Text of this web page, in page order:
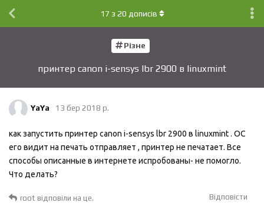
Різне
принтер canon i-sensys lbr 2900 в linuxmint
17 з 20 дописів
YaYa 13 бер 2018 р.
как запустить принтер canon i-sensys lbr 2900 в linuxmint . ОС
его видит на печать отправляет , принтер не печатает. Все
способы описанные в интернете испробованы- не помогло.
Что делать?
Відповісти
root відповіли на це.